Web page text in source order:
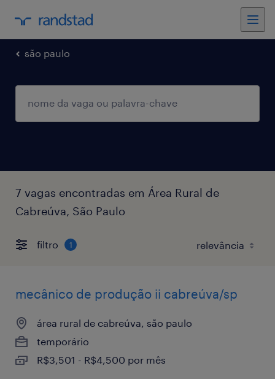
são paulo
7 vagas encontradas em Área Rural de
Cabreúva, São Paulo
filtro 1
mecânico de produção ii cabreúva/sp
área rural de cabreúva, são paulo
temporário
R$3,501 - R$4,500 por mês